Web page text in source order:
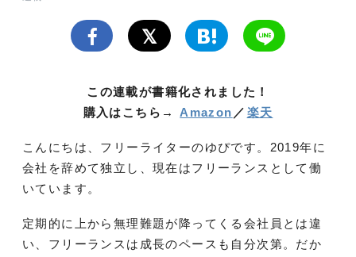
この連載が書籍化されました！
購入はこちら→
Amazon ／ 楽天
こんにちは、フリーライターのゆぴです。2019年に
会社を辞めて独立し、現在はフリーランスとして働
いています。
定期的に上から無理難題が降ってくる会社員とは違
い、フリーランスは成長のペースも自分次第。だか